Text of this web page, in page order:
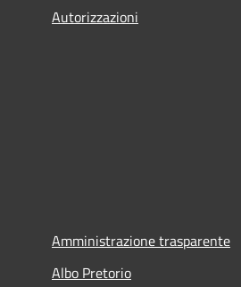
Autorizzazioni
Amministrazione trasparente
Albo Pretorio